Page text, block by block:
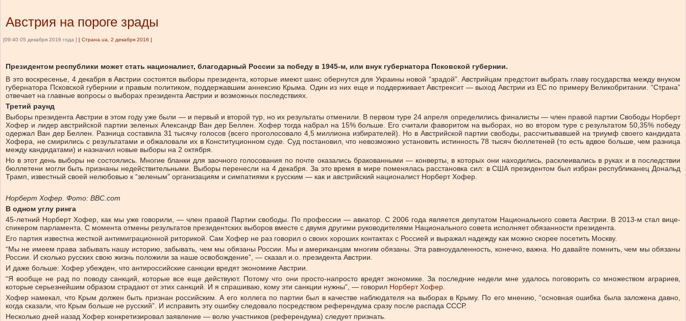
Австрия на пороге зрады
[09:40 05 декабря 2016 года ] [ Страна.ua, 2 декабря 2016 ]
Президентом республики может стать националист, благодарный России за победу в 1945-м, или внук губернатора Псковской губернии.
В это воскресенье, 4 декабря в Австрии состоятся выборы президента, которые имеют шанс обернутся для Украины новой “зрадой”. Австрийцам предстоит выбрать главу государства между внуком
губернатора Псковской губернии и правым политиком, поддержавшим аннексию Крыма. Один из них еще и поддерживает Австрексит — выход Австрии из ЕС по примеру Великобритании. “Страна”
отвечает на главные вопросы о выборах президента Австрии и возможных последствиях.
Третий раунд
Выборы президента Австрии в этом году уже были — и первый и второй тур, но их результаты отменили. В первом туре 24 апреля определились финалисты — член правой партии Свободы Норберт
Хофер и лидер австрийской партии зеленых Александр Ван дер Беллен. Хофер тогда набрал на 15% больше. Его считали фаворитом на выборах, но во втором туре с результатом 50,35% победу
одержал Ван дер Беллен. Разница составила 31 тысячу голосов (всего проголосовало 4,5 миллиона избирателей). Но в Австрийской партии свободы, рассчитывавшей на триумф своего кандидата
Хофера, не смирились с результатами и обжаловали их в Конституционном суде. Суд постановил, что невозможно установить истинность 78 тысяч бюллетеней (то есть вдвое больше, чем разница
между кандидатами) и назначил новые выборы на 2 октября.
Но в этот день выборы не состоялись. Многие бланки для заочного голосования по почте оказались бракованными — конверты, в которых они находились, расклеивались в руках и в последствии
бюллетени могли быть признаны недействительными. Выборы перенесли на 4 декабря. За это время в мире поменялась расстановка сил: в США президентом был избран республиканец Дональд
Трамп, известный своей нелюбовью к “зеленым” организациям и симпатиями к русским — как и австрийский националист Норберт Хофер.
Норберт Хофер. Фото: BBC.com
В одном углу ринга
45-летний Норберт Хофер, как мы уже говорили, — член правой Партии свободы. По профессии — авиатор. С 2006 года является депутатом Национального совета Австрии. В 2013-м стал вице-
спикером парламента. С момента отмены результатов президентских выборов вместе с двумя другими руководителями Национального совета исполняет обязанности президента.
Его партия известна жесткой антимиграционной риторикой. Сам Хофер не раз говорил о своих хороших контактах с Россией и выражал надежду как можно скорее посетить Москву.
“Мы не имеем права забывать нашу историю, забывать, чем мы обязаны России. Мы и американцам многим обязаны. Эта равноудаленность, конечно, важна. Но давайте помнить, чем мы обязаны
России. И сколько русских свою жизнь положили за наше освобождение”, — сказал и.о. президента Австрии.
И даже больше: Хофер убежден, что антироссийские санкции вредят экономике Австрии.
“Я вообще не рад по поводу санкций, которые все еще действуют. Потому что они просто-напросто вредят экономике. За последние недели мне удалось поговорить со множеством аграриев,
которые серьезнейшим образом страдают от этих санкций. И я спрашиваю, кому эти санкции нужны”, — говорил Норберт Хофер
Хофер намекал, что Крым должен быть признан российским. А его коллега по партии был в качестве наблюдателя на выборах в Крыму. По его мнению, “основная ошибка была заложена давно,
когда сказали, что Крым больше не русский”. И исправить эту ошибку следовало посредством референдума сразу после распада СССР.
Несколько дней назад Хофер конкретизировал заявление — волю участников (референдума) следует признать.